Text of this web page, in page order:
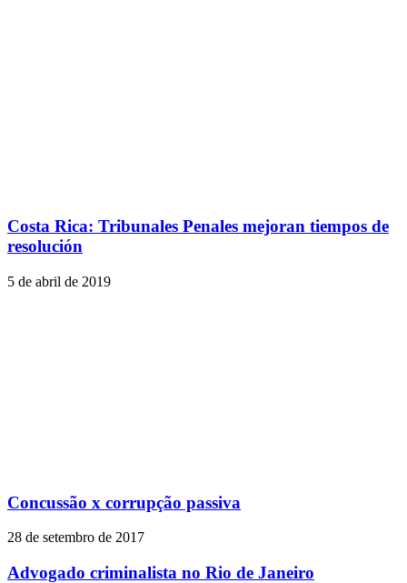
Costa Rica: Tribunales Penales mejoran tiempos de
resolución
5 de abril de 2019
Concussão x corrupção passiva
28 de setembro de 2017
Advogado criminalista no Rio de Janeiro